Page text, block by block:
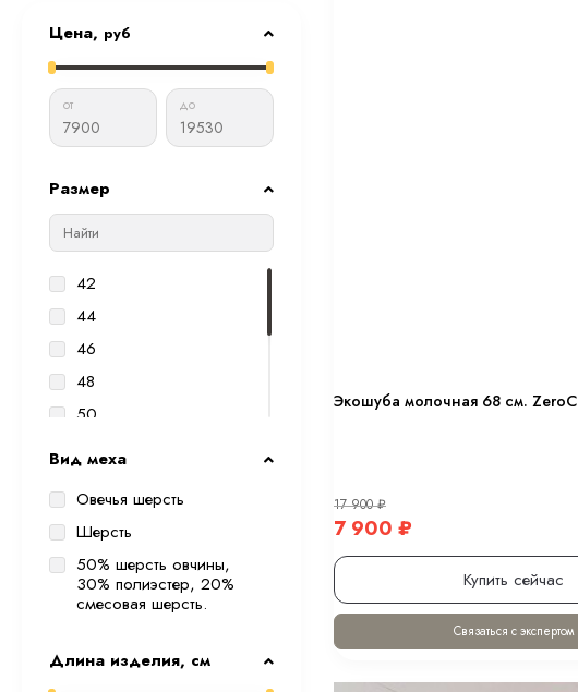
Экошуба молочная 68 см. ZeroC
17 900₽
7 900 ₽
Купить сейчас
Связаться с экспертом
Цена, руб
от до
Размер
42
44
46
48
50
S
M
L
Вид меха
Овечья шерсть
Шерсть
50% шерсть овчины,
30% полиэстер, 20%
смесовая шерсть.
Длина изделия, см